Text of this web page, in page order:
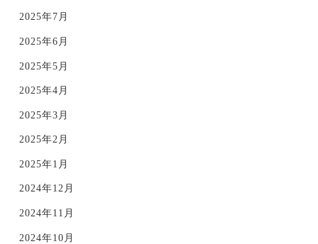
2025年7月
2025年6月
2025年5月
2025年4月
2025年3月
2025年2月
2025年1月
2024年12月
2024年11月
2024年10月